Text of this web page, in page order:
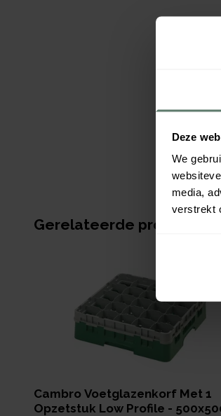
Deze
We
media,
verstrekt
Gerelateerde producten
Cambro Voetglazenkorf Met 1
Opzetstuk Low Profile -